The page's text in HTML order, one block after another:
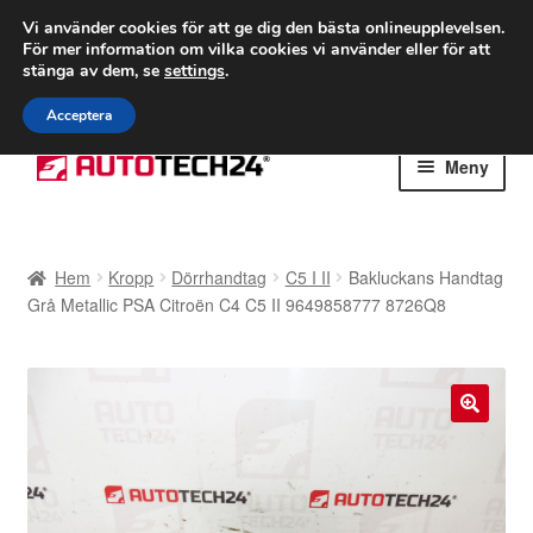
FRAKT från 75 kr
Världsomspännande frakt
Ring 766 924 713
Hoppa
till
Hoppa
till
Meny
Betalningar
Kolla upp
Hem Kropp Dörrhandtag C5 I II
Bakluckans Handtag
Grå Metallic PSA Citroën C4 C5 II 9649858777 8726Q8
Vi använder cookies för att ge dig den bästa onlineupplevelsen.
För mer information om vilka cookies vi använder eller för att
stänga av dem, se settings.
Acceptera